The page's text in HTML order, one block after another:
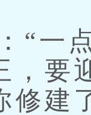
一
，要
修建